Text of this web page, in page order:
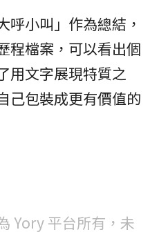
呼小叫」作為總結，
程檔案，可以看出個
用文字展現特質之
己包裝成更有價值的
Yory 平台所有，未